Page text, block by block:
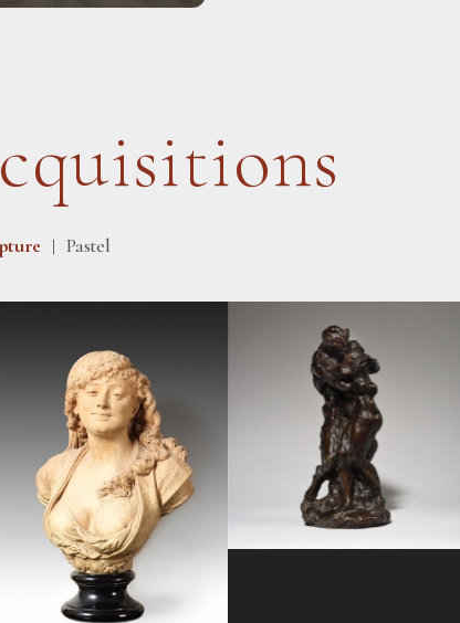
| Pastel